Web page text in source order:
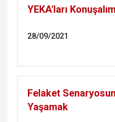
YEKA'ları
28/09/2021
Felaket
Yaşamak